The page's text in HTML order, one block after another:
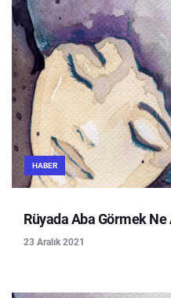
HABER
Rüyada Aba Görmek
23 Aralık 2021